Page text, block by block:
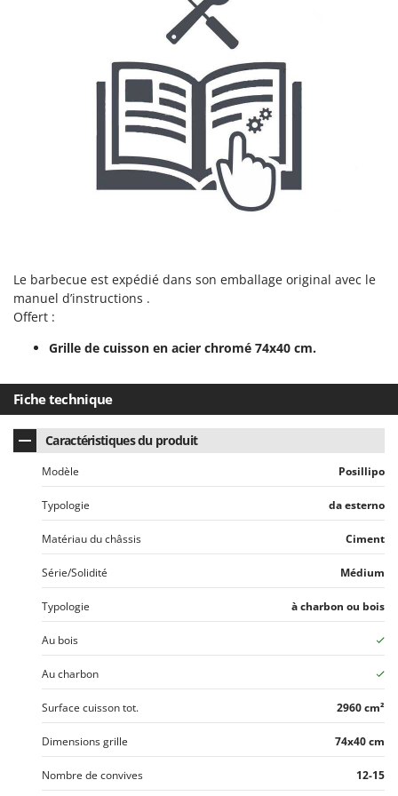
River Systems
Rossofuoco
Rover Pompe
S
S.T.P.
Santos
Sbaraglia
Schnitzer
Seven Italy
Shark
Simatech
Sirman
Skil
Smartwood
Smeg
Snapper
Solidur
Spice Electronics
Spiralmac
Spring Protezione
Spyro
Stanley
Le barbecue est expédié dans son emballage original avec le
manuel d’instructions .
Offert :
Grille de cuisson en acier chromé 74x40 cm.
Fiche technique
Caractéristiques du produit
Modèle Posillipo
Typologie da esterno
Matériau du châssis Ciment
Série/Solidité Médium
Typologie à charbon ou bois
Au bois
Au charbon
Surface cuisson tot. 2960 cm²
Dimensions grille 74x40 cm
Nombre de convives 12-15